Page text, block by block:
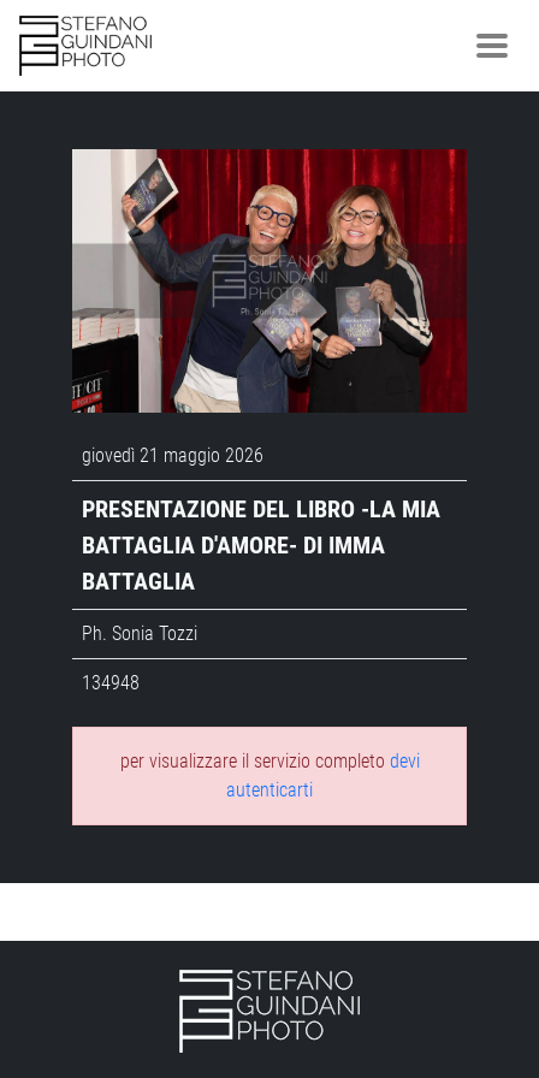
giovedì 21 maggio 2026
PRESENTAZIONE DEL LIBRO -LA MIA
BATTAGLIA D'AMORE- DI IMMA
BATTAGLIA
Ph. Sonia Tozzi
134948
per visualizzare il servizio completo devi
autenticarti